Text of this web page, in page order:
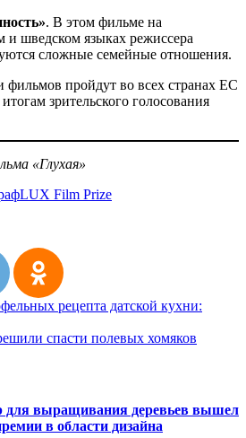
. В этом фильме на
и шведском языках режиссера
сложные семейные отношения.
фильмов пройдут во всех странах ЕС
зрительского голосования
«Глухая»
LUX Film Prize
рецепта датской кухни:
спасти полевых хомяков
для выращивания деревьев вышел
в области дизайна